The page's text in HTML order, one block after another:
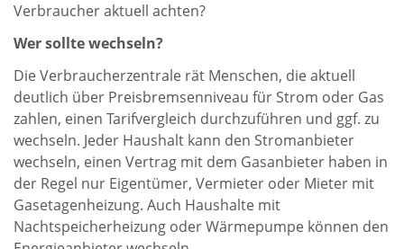
Verbraucher aktuell achten?
Wer sollte wechseln?
Die Verbraucherzentrale rät Menschen, die aktuell
deutlich über Preisbremsenniveau für Strom oder Gas
zahlen, einen Tarifvergleich durchzuführen und ggf. zu
wechseln. Jeder Haushalt kann den Stromanbieter
wechseln, einen Vertrag mit dem Gasanbieter haben in
der Regel nur Eigentümer, Vermieter oder Mieter mit
Gasetagenheizung. Auch Haushalte mit
Nachtspeicherheizung oder Wärmepumpe können den